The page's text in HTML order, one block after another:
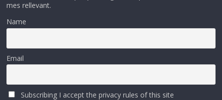
mes rellevant.
Name
Email
Subscribing I accept the privacy rules of this site